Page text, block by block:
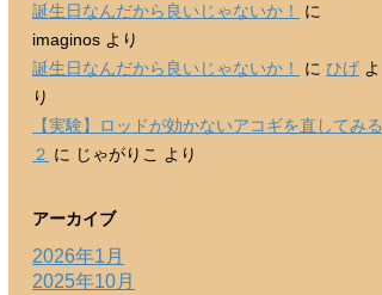
誕生日なんだから良いじゃないか！
に
imaginos より
誕生日なんだから良いじゃないか！
に ひげ よ
り
【実験】ロッドが効かないアコギを直してみる
２ に じゃがりこ より
アーカイブ
2026年1月
2025年10月